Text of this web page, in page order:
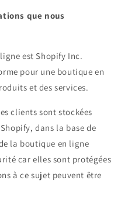
que nous
est Shopify Inc.
pour une boutique en
et des services.
clients sont stockées
dans la base de
la boutique en ligne
car elles sont protégées
à ce sujet peuvent être